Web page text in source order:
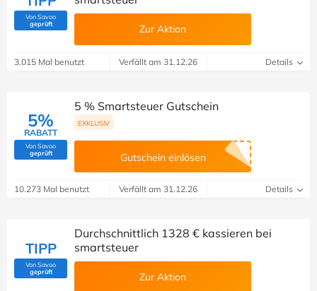
Von Savoo
geprüft(Von Savoo geprüft)
Zur Aktion
3.015 Mal benutzt Verfällt am 31.12.26 Details
5%
RABATT
Von Savoo
geprüft(Von Savoo geprüft)
5 % Smartsteuer Gutschein
EXKLUSIV
Gutschein einlösen
10.273 Mal benutzt Verfällt am 31.12.26 Details
TIPP
Von Savoo
geprüft(Von Savoo geprüft)
Durchschnittlich 1328 € kassieren bei
smartsteuer
Zur Aktion